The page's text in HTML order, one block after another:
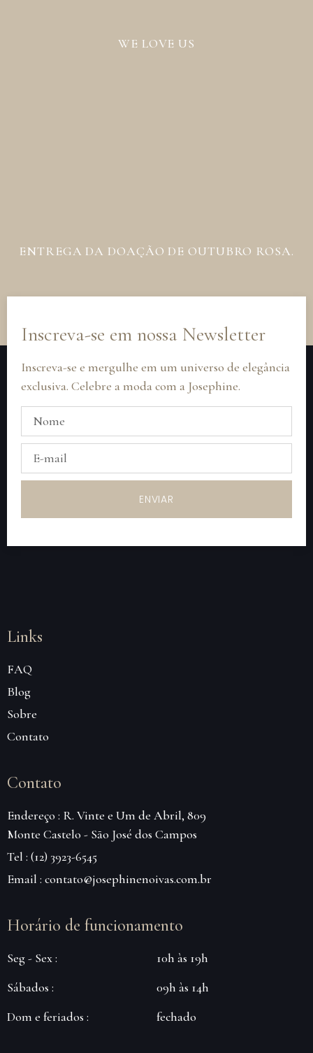
WE LOVE US
ENTREGA DA DOAÇÃO DE OUTUBRO ROSA.
Inscreva-se em nossa Newsletter
Inscreva-se e mergulhe em um universo de elegância
exclusiva. Celebre a moda com a Josephine.
ENVIAR
Links
FAQ
Blog
Sobre
Contato
Contato
Endereço : R. Vinte e Um de Abril, 809
Monte Castelo - São José dos Campos
Tel : (12) 3923-6545
Email : contato@josephinenoivas.com.br
Horário de funcionamento
Seg - Sex :
Sábados :
Dom e feriados :
10h às 19h
09h às 14h
fechado